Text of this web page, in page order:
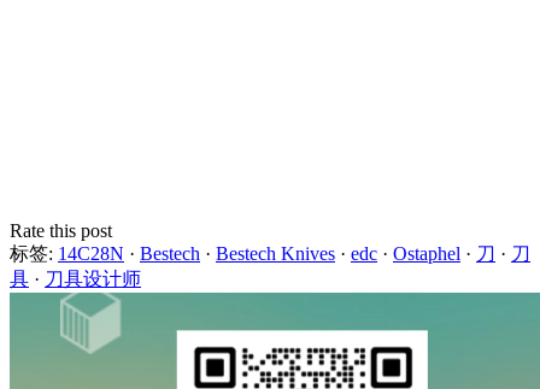
Rate this post
标签: 14C28N · Bestech · Bestech Knives · edc · Ostaphel · 刀 · 刀
具 · 刀具设计师